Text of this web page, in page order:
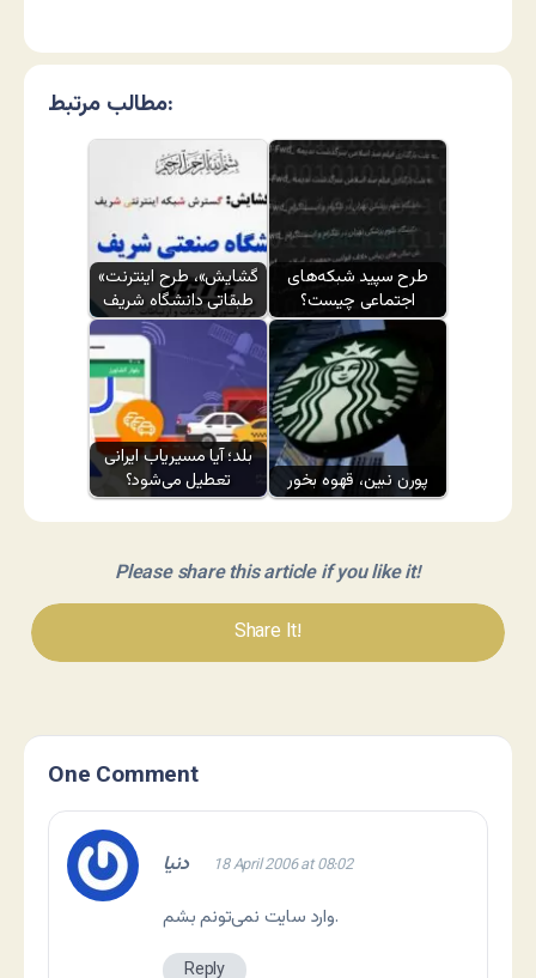
مطالب مرتبط:
«گشایش»، طرح اینترنت
طبقاتی دانشگاه شریف
طرح سپید شبکه‌های
اجتماعی چیست؟
بلد؛ آیا مسیر‌یاب ایرانی
تعطیل می‌شود؟
پورن نبین، قهوه بخور
Please share this article if you like it!
Share It!
One Comment
دنيا 18 April 2006 at 08:02
وارد سايت نمی‌تونم بشم.
Reply